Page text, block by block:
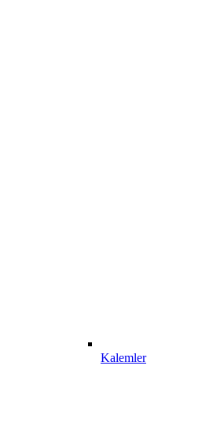
Kalemler